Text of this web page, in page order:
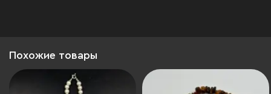
Похожие товары